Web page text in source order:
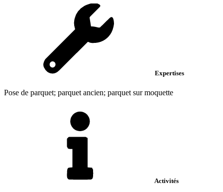
Expertises
Pose de parquet; parquet ancien; parquet sur moquette
Activités